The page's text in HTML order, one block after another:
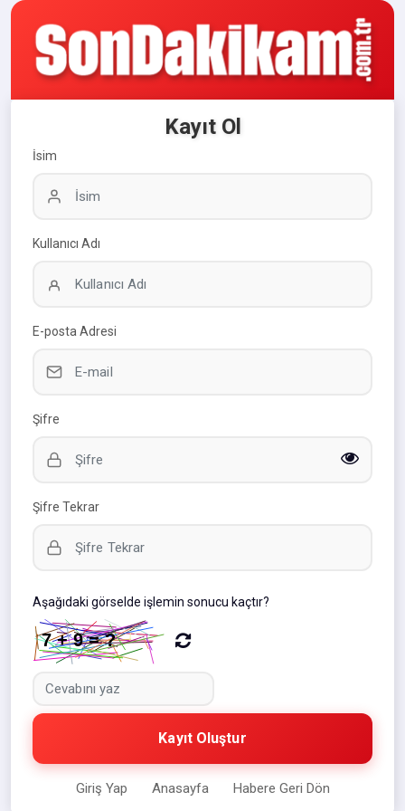
Kayıt Ol
İsim
Kullanıcı Adı
E-posta Adresi
Şifre
Şifre Tekrar
Aşağıdaki görselde işlemin sonucu kaçtır?
Kayıt Oluştur
Giriş Yap Anasayfa Habere Geri Dön